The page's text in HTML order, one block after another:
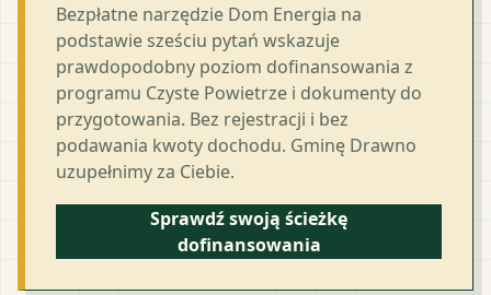
Bezpłatne narzędzie Dom Energia na
podstawie sześciu pytań wskazuje
prawdopodobny poziom dofinansowania z
programu Czyste Powietrze i dokumenty do
przygotowania. Bez rejestracji i bez
podawania kwoty dochodu. Gminę Drawno
uzupełnimy za Ciebie.
Sprawdź swoją ścieżkę
dofinansowania